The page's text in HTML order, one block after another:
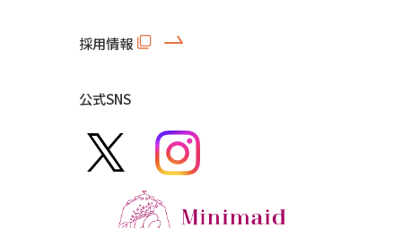
採用情報
公式SNS